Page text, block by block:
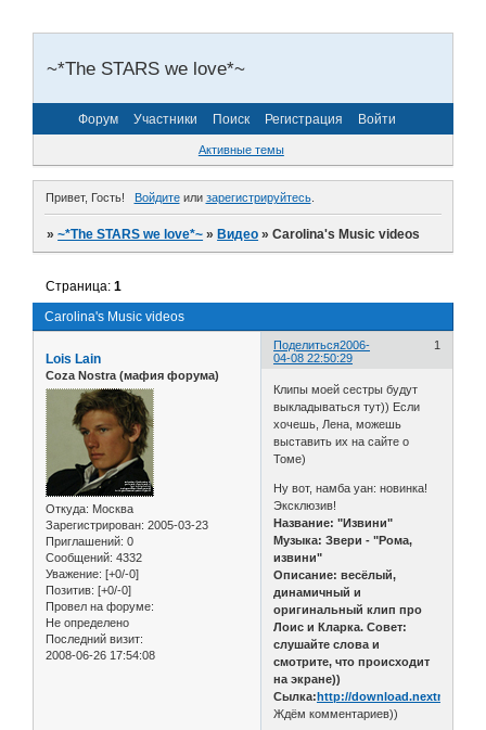
~*The STARS we love*~
Форум Участники Поиск Регистрация Войти
Активные темы
Привет, Гость! Войдитеили зарегистрируйтесь.
»~*The STARS we love*~ »Видео »Carolina's Music videos
Carolina's Music videos
Страница:1
Поделиться 1
2006-
04-08 22:50:29
Lois Lain
Coza Nostra (мафия форума)
Откуда: Москва
Зарегистрирован: 2005-03-23
Приглашений: 0
Сообщений: 4332
Уважение: [+0/-0]
Позитив: [+0/-0]
Провел на форуме:
Не определено
Последний визит:
2008-06-26 17:54:08
Клипы моей сестры будут
выкладываться тут)) Если
хочешь, Лена, можешь
выставить их на сайте о
Томе)
Ну вот, намба уан: новинка!
Эксклюзив!
Название: "Извини"
Музыка: Звери - "Рома,
извини"
Описание: весёлый,
динамичный и
оригинальный клип про
Лоис и Кларка. Совет:
слушайте слова и
смотрите, что происходит
на экране))
Сылка: http://download.nextmail.ru/
Ждём комментариев))